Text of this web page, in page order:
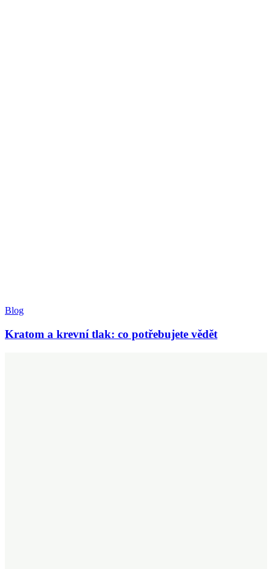
Blog
Kratom a krevní tlak: co potřebujete vědět